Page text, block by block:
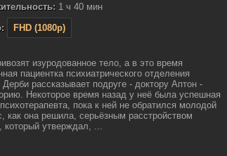
1 ч 40 мин
FHD (1080p)
изуродованное тело, а в это время
пациентка психиатрического отделения
Дерби рассказывает подруге - доктору Аптон -
Некоторое время назад у неё была успешная
психотерапевта, пока к ней не обратился молодой
как она решила, серьёзным расстройством
который утверждал, ...